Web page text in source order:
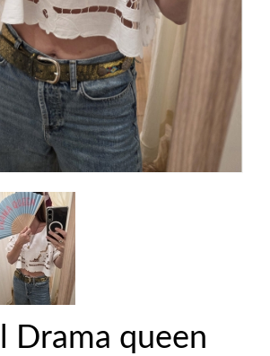
Drama queen